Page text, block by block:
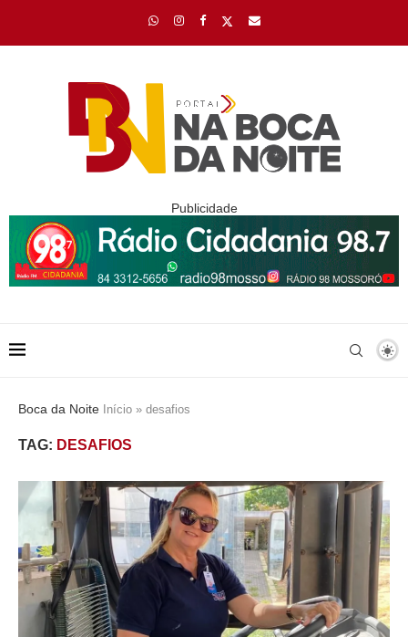
Publicidade
Boca da Noite Início » desafios
TAG: DESAFIOS